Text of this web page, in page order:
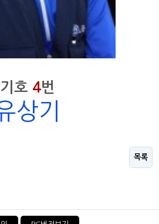
기호 4번
상기
목록